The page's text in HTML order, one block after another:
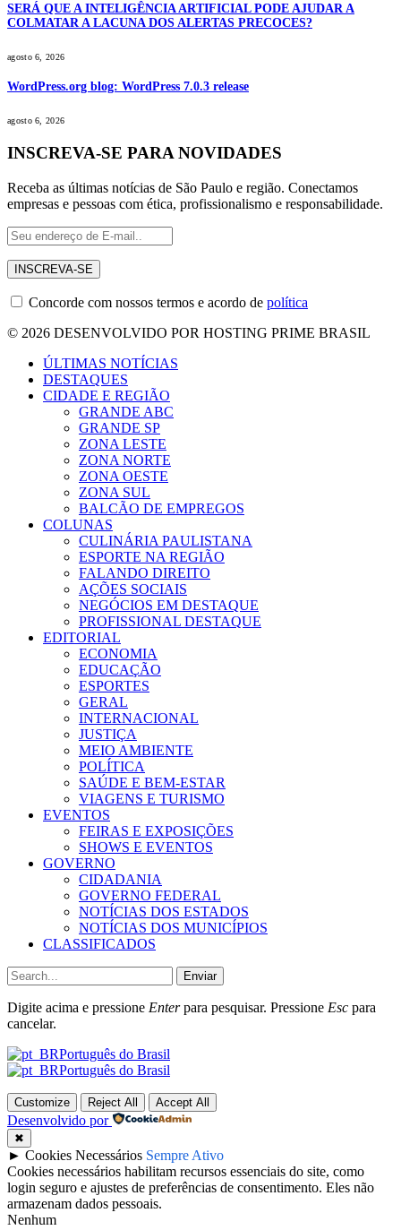
SERÁ QUE A INTELIGÊNCIA ARTIFICIAL PODE AJUDAR A
COLMATAR A LACUNA DOS ALERTAS PRECOCES?
agosto 6, 2026
WordPress.org blog: WordPress 7.0.3 release
agosto 6, 2026
INSCREVA-SE PARA NOVIDADES
Receba as últimas notícias de São Paulo e região. Conectamos
empresas e pessoas com ética, profissionalismo e responsabilidade.
Concorde com nossos termos e acordo de política
© 2026 DESENVOLVIDO POR HOSTING PRIME BRASIL
ÚLTIMAS NOTÍCIAS
DESTAQUES
CIDADE E REGIÃO
GRANDE ABC
GRANDE SP
ZONA LESTE
ZONA NORTE
ZONA OESTE
ZONA SUL
BALCÃO DE EMPREGOS
COLUNAS
CULINÁRIA PAULISTANA
ESPORTE NA REGIÃO
FALANDO DIREITO
AÇÕES SOCIAIS
NEGÓCIOS EM DESTAQUE
PROFISSIONAL DESTAQUE
EDITORIAL
ECONOMIA
EDUCAÇÃO
ESPORTES
GERAL
INTERNACIONAL
JUSTIÇA
MEIO AMBIENTE
POLÍTICA
SAÚDE E BEM-ESTAR
VIAGENS E TURISMO
EVENTOS
FEIRAS E EXPOSIÇÕES
SHOWS E EVENTOS
GOVERNO
CIDADANIA
GOVERNO FEDERAL
NOTÍCIAS DOS ESTADOS
NOTÍCIAS DOS MUNICÍPIOS
CLASSIFICADOS
Enviar
Digite acima e pressione Enterpara pesquisar. Pressione Esc para
cancelar.
Português do Brasil
Português do Brasil
Customize Reject All Accept All
Desenvolvido por
✖
► Cookies Necessários Sempre Ativo
Cookies necessários habilitam recursos essenciais do site, como
login seguro e ajustes de preferências de consentimento. Eles não
armazenam dados pessoais.
Nenhum